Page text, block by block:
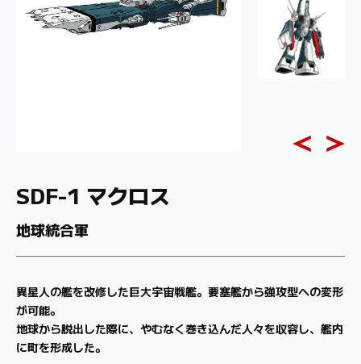
SDF-1 マクロス
地球統合軍
異星人の艦を改修した巨大宇宙戦艦。要塞艦から強攻型への変形
が可能。
地球から脱出した際に、やむなく巻き込んだ人々を収容し、艦内
に町を形成した。